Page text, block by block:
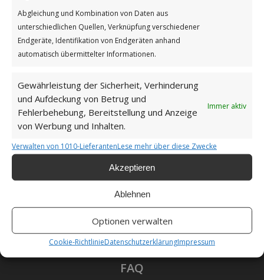
Abgleichung und Kombination von Daten aus
unterschiedlichen Quellen, Verknüpfung verschiedener
Endgeräte, Identifikation von Endgeräten anhand
automatisch übermittelter Informationen.
Gewährleistung der Sicherheit, Verhinderung
und Aufdeckung von Betrug und
Fehlerbehebung, Bereitstellung und Anzeige
von Werbung und Inhalten.
Immer aktiv
Verwalten von 1010-LieferantenLese mehr über diese Zwecke
Akzeptieren
Ablehnen
Optionen verwalten
Cookie-RichtlinieDatenschutzerklärungImpressum
Impressum
Datenschutzerklärung
Unsere Cookie-Richtlinie (EU)
Haftungsausschluss
Als Amazon-Partner verdiene ich an qualifizierten
Verkäufen.
FAQ